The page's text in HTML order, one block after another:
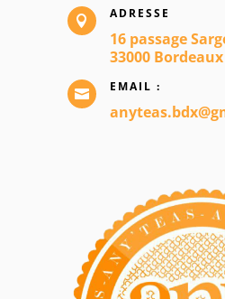
 ADRESSE
16 passage
33000 Bordeaux
 EMAIL :